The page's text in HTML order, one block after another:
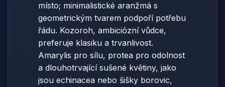
místo; minimalistické aranžmá s
geometrickým tvarem podpoří potřebu
řádu. Kozoroh, ambiciózní vůdce,
preferuje klasiku a trvanlivost.
Amarylis pro sílu, protea pro odolnost
a dlouhotrvající sušené květiny, jako
jsou echinacea nebo šišky borovic,